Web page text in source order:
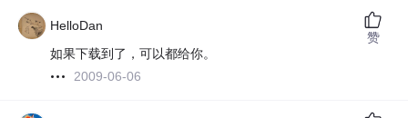
HelloDan
如果下载到了，可以都给你。
2009-06-06
赞